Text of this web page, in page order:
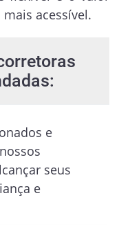
acessível.
e
seus
e